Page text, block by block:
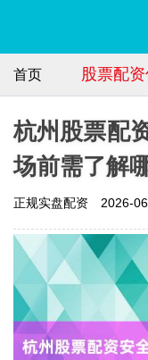
首页 股票配
杭州股票配
场前需了解
正规实盘配资 2026-